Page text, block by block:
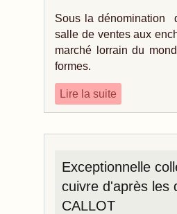
Sous la dénomination
salle de ventes aux
marché lorrain du
formes.
Lire la suite
Exceptionnelle
cuivre d'après les
CALLOT